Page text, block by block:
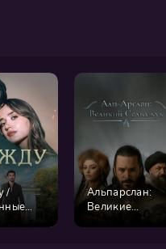
/
Альпарслан:
Великие